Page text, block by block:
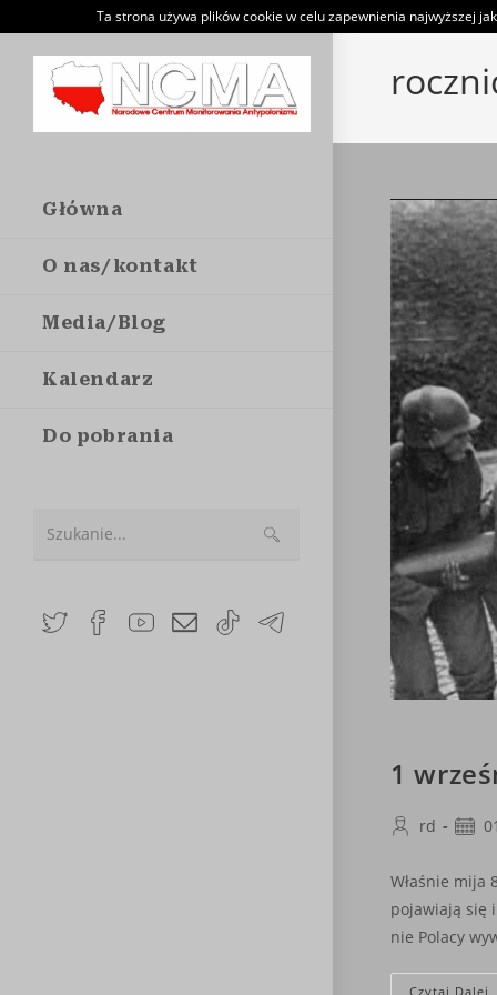
Skip
to
Główna
O nas/kontakt
Media/Blog
Kalendarz
Do pobrania
1
Postrd
Post
Właśnie mija
pojawiają się
nie Polacy
Czytaj Dalej
Ta strona używa plików cookie w celu zapewnienia najwyższej